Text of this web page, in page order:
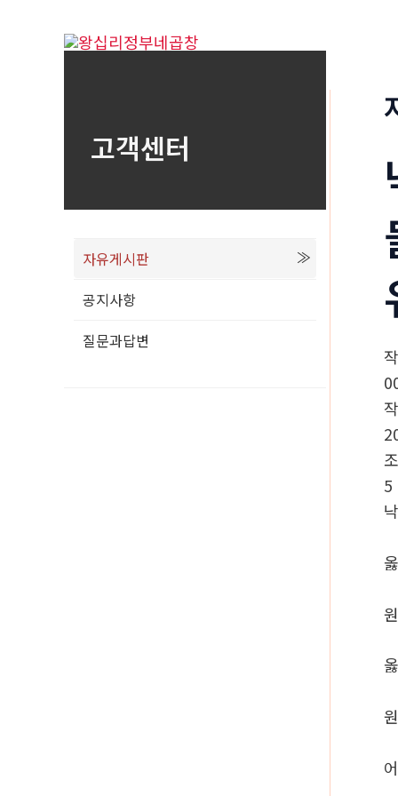
고객센터
자유게시판
공지사항
질문과답변
5